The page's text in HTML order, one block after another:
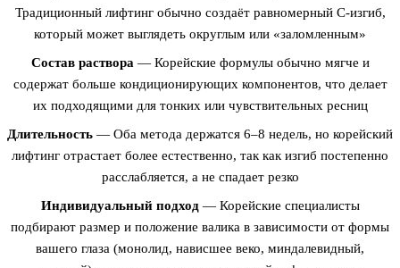
Традиционный лифтинг обычно создаёт равномерный C-изгиб,
который может выглядеть округлым или «заломленным»
Состав раствора— Корейские формулы обычно мягче и
содержат больше кондиционирующих компонентов, что делает
их подходящими для тонких или чувствительных ресниц
Длительность — Оба метода держатся 6–8 недель, но корейский
лифтинг отрастает более естественно, так как изгиб постепенно
расслабляется, а не спадает резко
Индивидуальный подход— Корейские специалисты
подбирают размер и положение валика в зависимости от формы
вашего глаза (монолид, нависшее веко, миндалевидный,